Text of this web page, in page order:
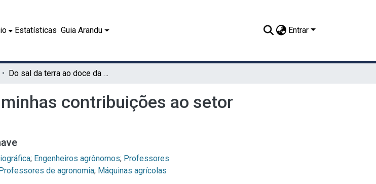
Estatísticas Guia Arandu Entrar
Do sal da terra ao doce da cana: minhas contribuições ao setor sucroalcooleiro
contribuições ao setor
; Engenheiros agrônomos; Professores
de agronomia; Máquinas agrícolas